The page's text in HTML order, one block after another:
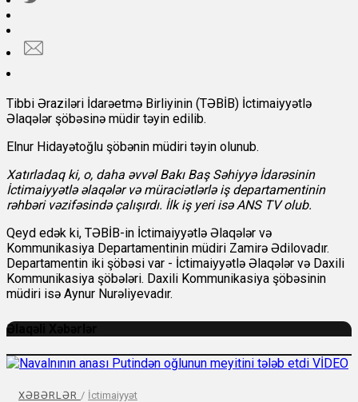
Tibbi Əraziləri İdarəetmə Birliyinin (TƏBİB) İctimaiyyətlə
Əlaqələr şöbəsinə müdir təyin edilib.
Elnur Hidayətoğlu şöbənin müdiri təyin olunub.
Xatırladaq ki, o, daha əvvəl Bakı Baş Səhiyyə İdarəsinin
İctimaiyyətlə əlaqələr və müraciətlərlə iş departamentinin
rəhbəri vəzifəsində çalışırdı. İlk iş yeri isə ANS TV olub.
Qeyd edək ki, TƏBİB-in İctimaiyyətlə Əlaqələr və
Kommunikasiya Departamentinin müdiri Zamirə Ədilovadır.
Departamentin iki şöbəsi var - İctimaiyyətlə Əlaqələr və Daxili
Kommunikasiya şöbələri. Daxili Kommunikasiya şöbəsinin
müdiri isə Aynur Nurəliyevadır.
Əlaqəli Xəbərlər
XƏBƏRLƏR / İctimaiyyət